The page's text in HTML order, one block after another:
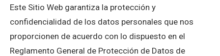
Este Sitio Web garantiza la protección y
confidencialidad de los datos personales que nos
proporcionen de acuerdo con lo dispuesto en el
Reglamento General de Protección de Datos de